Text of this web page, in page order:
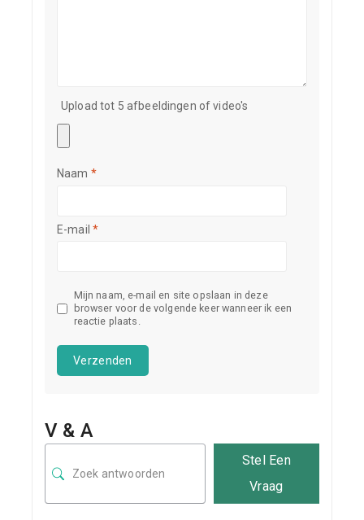
Upload tot 5 afbeeldingen of video's
Naam *
E-mail*
Mijn naam, e-mail en site opslaan in deze
browser voor de volgende keer wanneer ik een
reactie plaats.
V & A
Stel Een
Vraag